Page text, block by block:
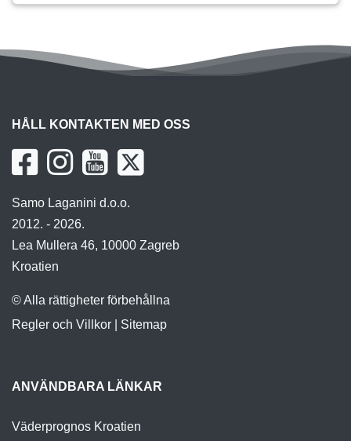
HÅLL KONTAKTEN MED OSS
Samo Laganini d.o.o.
2012. - 2026.
Lea Mullera 46, 10000 Zagreb
Kroatien
© Alla rättigheter förbehållna
Regler och Villkor
Sitemap
ANVÄNDBARA LÄNKAR
Väderprognos Kroatien